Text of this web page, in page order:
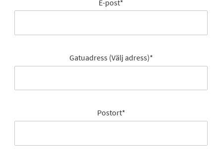
E-post*
Gatuadress (Välj adress)*
Postort*